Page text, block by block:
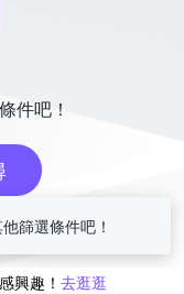
件吧！
興趣！ 去逛逛
篩選條件吧！